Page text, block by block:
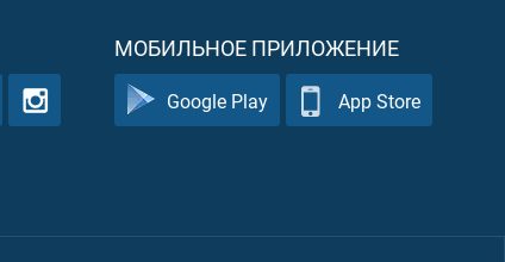
МОБИЛЬНОЕ ПРИЛОЖЕНИЕ
Google Play App Store